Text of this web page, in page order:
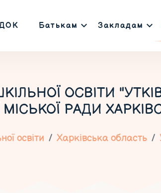
Батькам Закладам
ОСВІТИ
РАДИ
освіти Харківська область